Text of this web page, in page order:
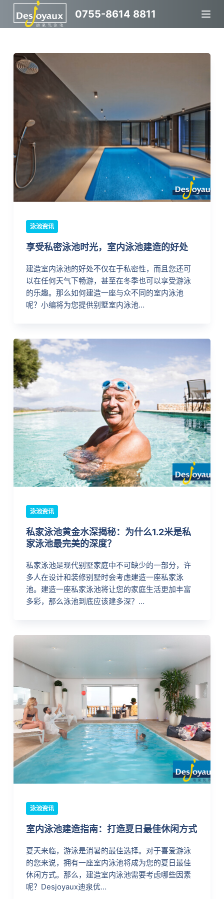
跳
过
容
0755-8614 8811
泳池资讯
享受私密泳池时光，室内泳池建造的好处
建造室内泳池的好处不仅在于私密性，而且您还可
以在任何天气下畅游，甚至在冬季也可以享受游泳
的乐趣。那么如何建造一座与众不同的室内泳池
呢？小编将为您提供别墅室内泳池…
泳池资讯
私家泳池黄金水深揭秘：为什么1.2米是私
家泳池最完美的深度？
私家泳池是现代别墅家庭中不可缺少的一部分，许
多人在设计和装修别墅时会考虑建造一座私家泳
池。建造一座私家泳池将让您的家庭生活更加丰富
多彩，那么泳池到底应该建多深？…
泳池资讯
室内泳池建造指南：打造夏日最佳休闲方式
夏天来临，游泳是消暑的最佳选择。对于喜爱游泳
的您来说，拥有一座室内泳池将成为您的夏日最佳
休闲方式。那么，建造室内泳池需要考虑哪些因素
呢？Desjoyaux迪泉优…